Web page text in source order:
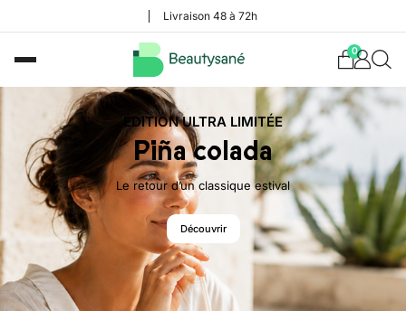
Livraison 48 à 72h
0
ÉDITION ULTRA LIMITÉE
Piña colada
Le retour d’un classique estival
Découvrir